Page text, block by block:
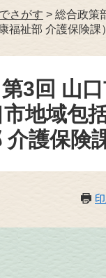
さがす > 総合政策
福祉部 介護保険課）
3回 山
地域包
介護保険